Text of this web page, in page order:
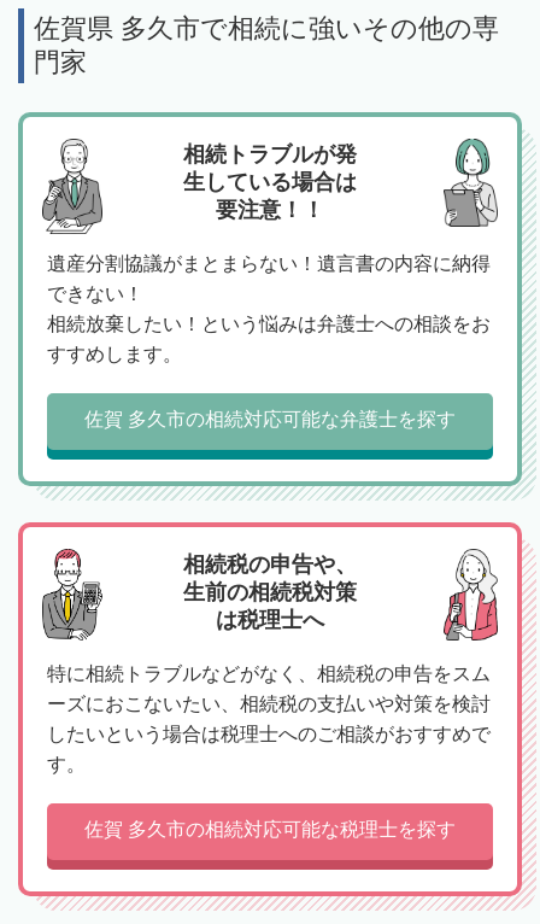
佐賀県 多久市で相続に強いその他の専
門家
相続トラブルが発
生している場合は
要注意！！
遺産分割協議がまとまらない！遺言書の内容に納得
できない！
相続放棄したい！という悩みは弁護士への相談をお
すすめします。
佐賀 多久市の相続対応可能な弁護士を探す
相続税の申告や、
生前の相続税対策
は税理士へ
特に相続トラブルなどがなく、相続税の申告をスム
ーズにおこないたい、相続税の支払いや対策を検討
したいという場合は税理士へのご相談がおすすめで
す。
佐賀 多久市の相続対応可能な税理士を探す